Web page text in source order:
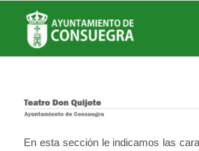
Teatro Don Quijote
Usted está aquí: Inicio / Teatro Don Quijote
En esta sección le indicamos las